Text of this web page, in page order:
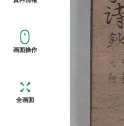
画面操作
全画面